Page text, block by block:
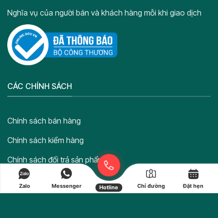
Nghĩa vụ của người bán và khách hàng mỗi khi giao dịch
CÁC CHÍNH SÁCH
Chính sách bán hàng
Chính sách kiểm hàng
Chính sách đổi trả sản phẩm
Chính sách hoàn tiền
Zalo Messenger Hotline Chỉ đường Đặt hẹn